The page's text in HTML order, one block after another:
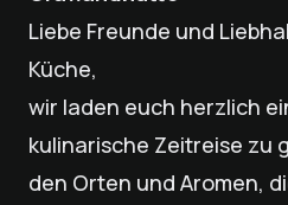
Liebe Freunde und
Küche,
wir laden euch herzlich
kulinarische Zeitreise zu
den Orten und Aromen,